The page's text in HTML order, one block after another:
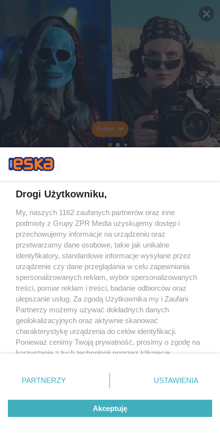
Rozwiń
Drogi Użytkowniku,
My, naszych 1162 zaufanych partnerów oraz inne
podmioty z Grupy ZPR Media uzyskujemy dostęp i
przechowujemy informacje na urządzeniu oraz
przetwarzamy dane osobowe, takie jak unikalne
identyfikatory, standardowe informacje wysyłane przez
urządzenie czy dane przeglądania w celu zapewniania
spersonalizowanych reklam, wybór spersonalizowanych
treści, pomiar reklam i treści, badanie odbiorców oraz
ulepszanie usług. Za zgodą Użytkownika my i Zaufani
Partnerzy możemy używać dokładnych danych
geolokalizacyjnych oraz aktywnie skanować
charakterystykę urządzenia do celów identyfikacji.
Ponieważ cenimy Twoją prywatność, prosimy o zgodę na
korzystanie z tych technologii poprzez kliknięcie
zmienić/wycofać klikając przycisk ustawień prywatności
znajdujący się w lewym dolnym rogu strony
rodzaje przetwarzania danych nie wymagają zgody
użytkownika, ale masz prawo sprzeciwić się takiemu
przetwarzaniu. Preferencje będą miały zastosowanie tylko
PARTNERZY USTAWIENIA
Akceptuję